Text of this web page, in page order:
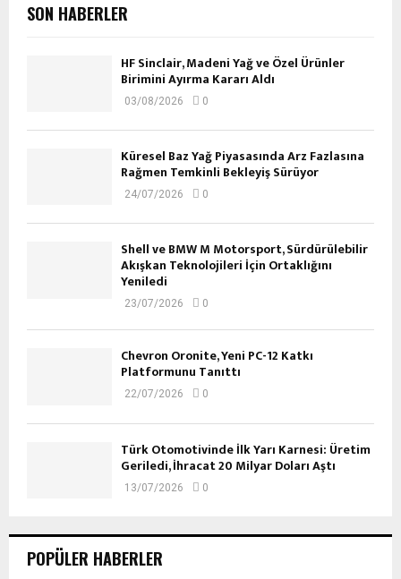
SON HABERLER
HF Sinclair, Madeni Yağ ve Özel Ürünler
Birimini Ayırma Kararı Aldı
03/08/2026 0
Küresel Baz Yağ Piyasasında Arz Fazlasına
Rağmen Temkinli Bekleyiş Sürüyor
24/07/2026 0
Shell ve BMW M Motorsport, Sürdürülebilir
Akışkan Teknolojileri İçin Ortaklığını
Yeniledi
23/07/2026 0
Chevron Oronite, Yeni PC-12 Katkı
Platformunu Tanıttı
22/07/2026 0
Türk Otomotivinde İlk Yarı Karnesi: Üretim
Geriledi, İhracat 20 Milyar Doları Aştı
13/07/2026 0
POPÜLER HABERLER